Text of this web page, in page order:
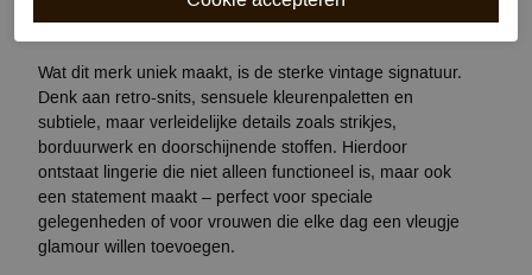
flatterende pasvormen en gedetailleerde afwerkingen.
Wat dit merk uniek maakt, is de sterke vintage signatuur.
Denk aan retro-snits, sensuele kleurenpaletten en
subtiele, maar verleidelijke details zoals strikjes,
borduurwerk en doorschijnende stoffen. Hierdoor
ontstaat lingerie die niet alleen functioneel is, maar ook
een statement maakt – perfect voor speciale
gelegenheden of voor vrouwen die elke dag een vleugje
glamour willen toevoegen.